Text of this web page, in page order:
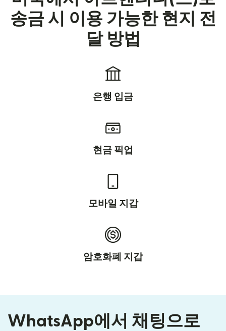
송금 시 이용 가능한 현지 전
달 방법
은행 입금
현금 픽업
모바일 지갑
암호화폐 지갑
WhatsApp에서 채팅으로